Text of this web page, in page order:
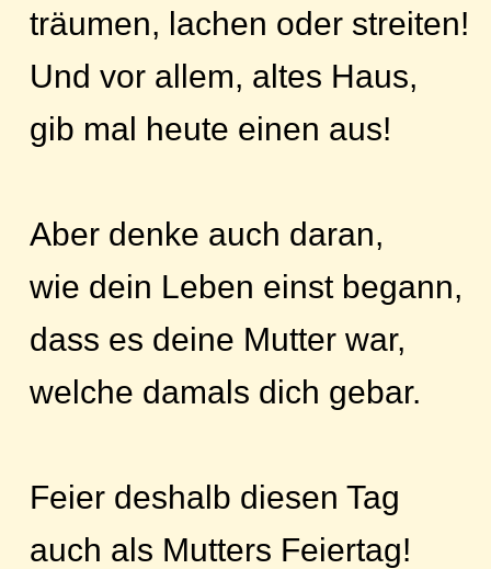
träumen, lachen oder streiten!
Und vor allem, altes Haus,
gib mal heute einen aus!
Aber denke auch daran,
wie dein Leben einst begann,
dass es deine Mutter war,
welche damals dich gebar.
Feier deshalb diesen Tag
auch als Mutters Feiertag!